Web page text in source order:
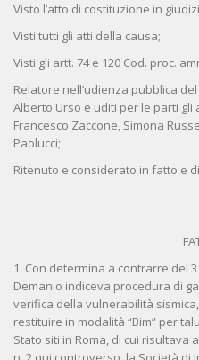
Visto l’atto di costituzione in
Visti tutti gli atti della causa;
Visti gli artt. 74 e 120 Cod. proc.
Relatore nell’udienza pubblica
Alberto Urso e uditi per le parti gli
Francesco Zaccone, Simona
Paolucci;
Ritenuto e considerato in fatto e
1. Con determina a contrarre del
Demanio indiceva procedura di
verifica della vulnerabilità
restituire in modalità “Bim” per
Stato siti in Roma, di cui risultava